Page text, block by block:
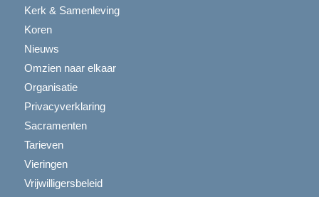
Kerk & Samenleving
Koren
Nieuws
Omzien naar elkaar
Organisatie
Privacyverklaring
Sacramenten
Tarieven
Vieringen
Vrijwilligersbeleid